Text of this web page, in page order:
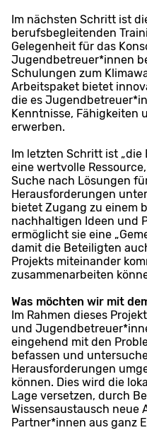
Im nächsten Schritt ist
berufsbegleitenden
Gelegenheit für das
Jugendbetreuer*innen
Schulungen zum
Arbeitspaket bietet
die es
Kenntnisse, Fähigkeiten
erwerben.
Im letzten Schritt ist
eine wertvolle
Suche nach Lösungen
Herausforderungen
bietet Zugang zu einem
nachhaltigen Ideen und
ermöglicht sie eine
damit die Beteiligten
Projekts miteinander
zusammenarbeiten
Was möchten wir mit
Im Rahmen dieses
und
eingehend mit den
befassen und
Herausforderungen
können. Dies wird die
Lage versetzen, durch
Wissensaustausch neue
Partner*innen aus ganz